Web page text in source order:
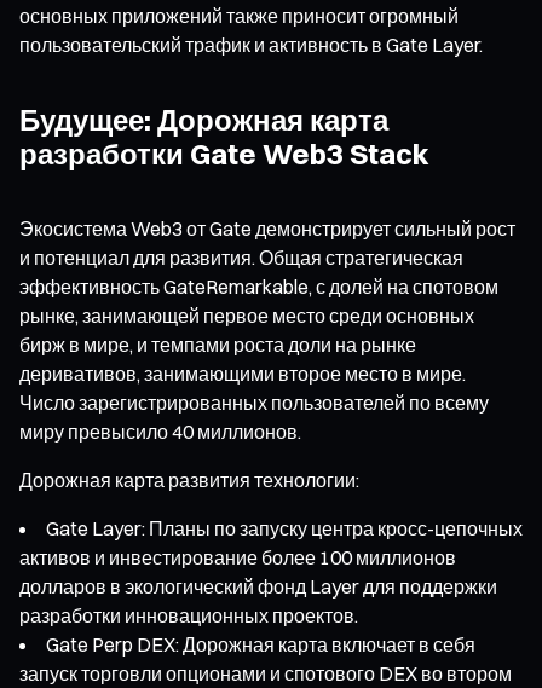
основных приложений также приносит огромный
пользовательский трафик и активность в Gate Layer.
Будущее: Дорожная карта
разработки Gate Web3 Stack
Экосистема Web3 от Gate демонстрирует сильный рост
и потенциал для развития. Общая стратегическая
эффективность GateRemarkable, с долей на спотовом
рынке, занимающей первое место среди основных
бирж в мире, и темпами роста доли на рынке
деривативов, занимающими второе место в мире.
Число зарегистрированных пользователей по всему
миру превысило 40 миллионов.
Дорожная карта развития технологии:
Gate Layer: Планы по запуску центра кросс-цепочных
активов и инвестирование более 100 миллионов
долларов в экологический фонд Layer для поддержки
разработки инновационных проектов.
Gate Perp DEX: Дорожная карта включает в себя
запуск торговли опционами и спотового DEX во втором